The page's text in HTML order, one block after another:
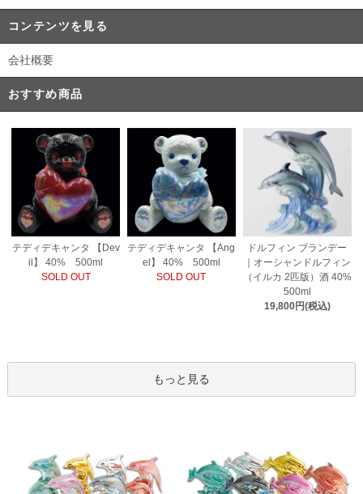
コンテンツを見る
会社概要
おすすめ商品
テディデキャンタ 【Dev
il】 40% 500ml
SOLD OUT
テディデキャンタ 【Ang
el】 40% 500ml
SOLD OUT
ドルフィン ブランデー
｜オーシャンドルフィン
（イルカ 2匹版）酒 40%
500ml
19,800円(税込)
もっと見る